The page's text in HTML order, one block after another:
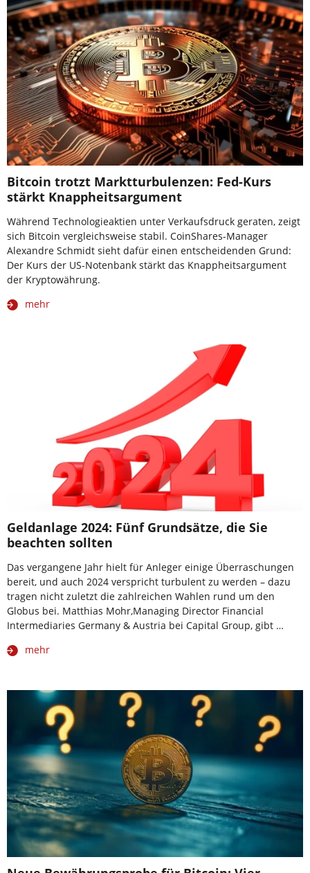
Bitcoin trotzt Marktturbulenzen: Fed-Kurs
stärkt Knappheitsargument
Während Technologieaktien unter Verkaufsdruck geraten, zeigt
sich Bitcoin vergleichsweise stabil. CoinShares-Manager
Alexandre Schmidt sieht dafür einen entscheidenden Grund:
Der Kurs der US-Notenbank stärkt das Knappheitsargument
der Kryptowährung.
mehr
Geldanlage 2024: Fünf Grundsätze, die Sie
beachten sollten
Das vergangene Jahr hielt für Anleger einige Überraschungen
bereit, und auch 2024 verspricht turbulent zu werden – dazu
tragen nicht zuletzt die zahlreichen Wahlen rund um den
Globus bei. Matthias Mohr,Managing Director Financial
Intermediaries Germany & Austria bei Capital Group, gibt …
mehr